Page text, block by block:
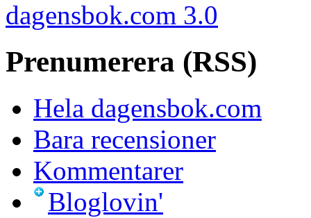
dagensbok.com 3.0
Prenumerera (RSS)
Hela dagensbok.com
Bara recensioner
Kommentarer
Bloglovin'